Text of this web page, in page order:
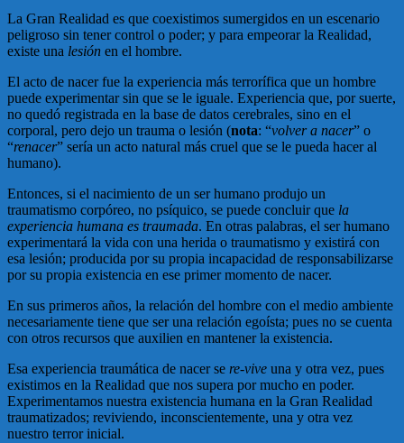
La Gran Realidad es que coexistimos sumergidos en un escenario
peligroso sin tener control o poder; y para empeorar la Realidad,
existe una lesión en el hombre.
El acto de nacer fue la experiencia más terrorífica que un hombre
puede experimentar sin que se le iguale. Experiencia que, por suerte,
no quedó registrada en la base de datos cerebrales, sino en el
corporal, pero dejo un trauma o lesión (nota: “volver a nacer” o
“renacer” sería un acto natural más cruel que se le pueda hacer al
humano).
Entonces, si el nacimiento de un ser humano produjo un
traumatismo corpóreo, no psíquico, se puede concluir que la
experiencia humana es traumada. En otras palabras, el ser humano
experimentará la vida con una herida o traumatismo y existirá con
esa lesión; producida por su propia incapacidad de responsabilizarse
por su propia existencia en ese primer momento de nacer.
En sus primeros años, la relación del hombre con el medio ambiente
necesariamente tiene que ser una relación egoísta; pues no se cuenta
con otros recursos que auxilien en mantener la existencia.
Esa experiencia traumática de nacer se re-vive una y otra vez, pues
existimos en la Realidad que nos supera por mucho en poder.
Experimentamos nuestra existencia humana en la Gran Realidad
traumatizados; reviviendo, inconscientemente, una y otra vez
nuestro terror inicial.